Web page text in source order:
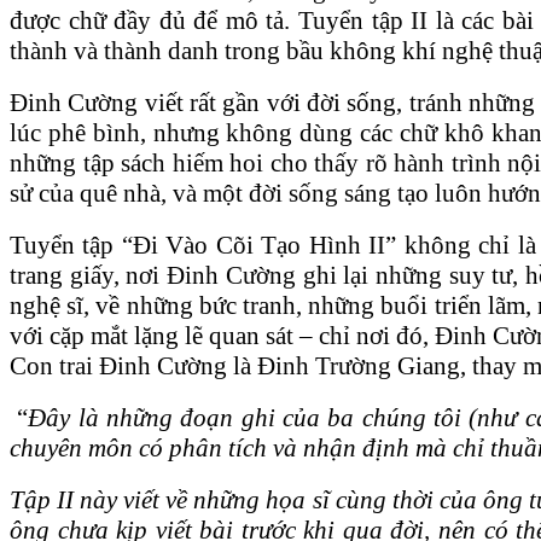
được chữ đầy đủ để mô tả. Tuyển tập II là các
thành và thành danh trong bầu không khí nghệ
Đinh Cường viết rất gần với đời sống, tránh
lúc phê bình, nhưng không dùng các chữ khô
những tập sách hiếm hoi cho thấy rõ hành trình
sử của quê nhà, và một đời sống sáng tạo luôn
Tuyển tập “Đi Vào Cõi Tạo Hình II” không chỉ
trang giấy, nơi Đinh Cường ghi lại những suy tư,
nghệ sĩ, về những bức tranh, những buổi triển
với cặp mắt lặng lẽ quan sát – chỉ nơi đó, Đinh
Con trai Đinh Cường là Đinh Trường Giang, thay
“Đây là những đoạn ghi của ba chúng tôi (như
chuyên môn có phân tích và nhận định mà chỉ
Tập II này viết về những họa sĩ cùng thời của
ông chưa kịp viết bài trước khi qua đời, nên có